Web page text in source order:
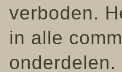
verboden.
in alle